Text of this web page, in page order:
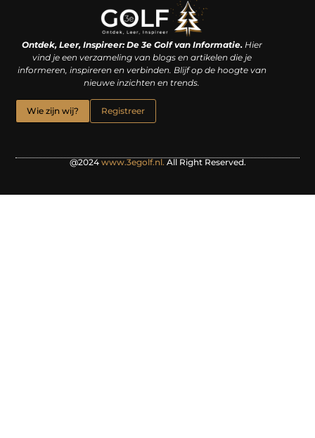
Ontdek, Leer, Inspireer: De 3e Golf van Informatie.Hier
vind je een verzameling van blogs en artikelen die je
informeren, inspireren en verbinden. Blijf op de hoogte van
nieuwe inzichten en trends.
Wie zijn wij? Registreer
@2024www.3egolf.nl.All Right Reserved.